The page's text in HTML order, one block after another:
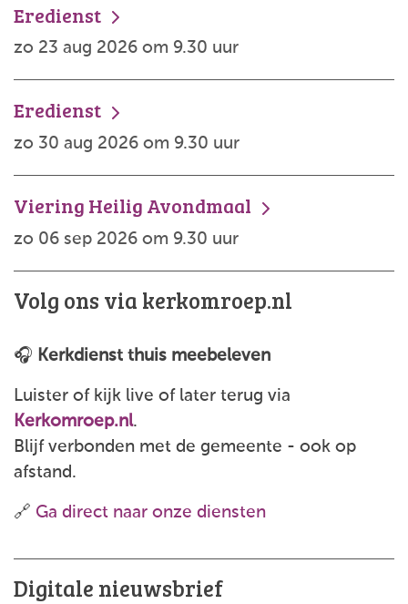
Eredienst
zo 23 aug 2026 om 9.30 uur
Eredienst
zo 30 aug 2026 om 9.30 uur
Viering Heilig Avondmaal
zo 06 sep 2026 om 9.30 uur
Volg ons via kerkomroep.nl
🎧 Kerkdienst thuis meebeleven
Luister of kijk live of later terug via
Kerkomroep.nl.
Blijf verbonden met de gemeente - ook op
afstand.
🔗 Ga direct naar onze diensten
Digitale nieuwsbrief